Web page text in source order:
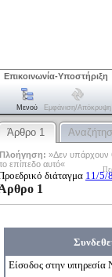
Επικοινωνία-Υποστήριξη
Μενού Εμφάνιση/απόκρυψη
Άρθρο 1